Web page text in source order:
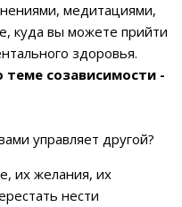
медитациями,
куда вы можете прийти
здоровья.
теме созависимости -
управляет другой?
их желания, их
нести